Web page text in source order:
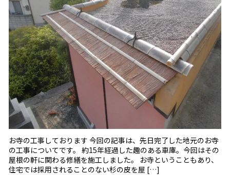
お寺の工事しております 今回の記事は、先日完了した地元のお寺
の工事についてです。 約15年経過した趣のある車庫。今回はその
屋根の軒に関わる修繕を施工しました。 お寺ということもあり、
住宅では採用されることのない杉の皮を屋 […]